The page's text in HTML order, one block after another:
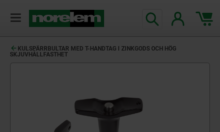
KULSPÄRRBULTAR MED T-HANDTAG I ZINKGODS OCH HÖG
SKJUVHÅLLFASTHET